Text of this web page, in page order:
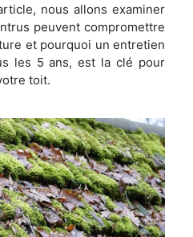
nous allons examiner
peuvent compromettre
et pourquoi un entretien
les 5 ans, est la clé pour
toit.